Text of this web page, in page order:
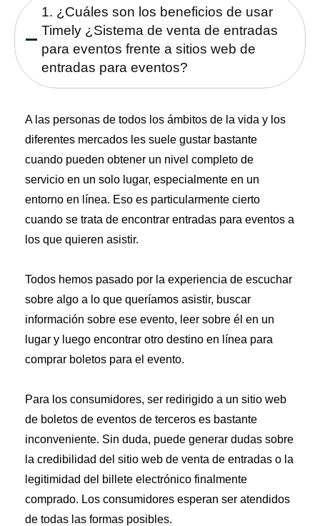
1. ¿Cuáles son los beneficios de usar
Timely ¿Sistema de venta de entradas
para eventos frente a sitios web de
entradas para eventos?
A las personas de todos los ámbitos de la vida y los
diferentes mercados les suele gustar bastante
cuando pueden obtener un nivel completo de
servicio en un solo lugar, especialmente en un
entorno en línea. Eso es particularmente cierto
cuando se trata de encontrar entradas para eventos a
los que quieren asistir.
Todos hemos pasado por la experiencia de escuchar
sobre algo a lo que queríamos asistir, buscar
información sobre ese evento, leer sobre él en un
lugar y luego encontrar otro destino en línea para
comprar boletos para el evento.
Para los consumidores, ser redirigido a un sitio web
de boletos de eventos de terceros es bastante
inconveniente. Sin duda, puede generar dudas sobre
la credibilidad del sitio web de venta de entradas o la
legitimidad del billete electrónico finalmente
comprado. Los consumidores esperan ser atendidos
de todas las formas posibles.